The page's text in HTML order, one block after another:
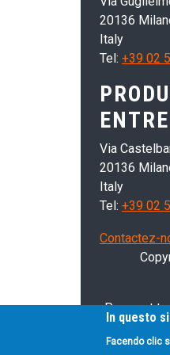
20136
Italy
Tel: +39 02
Via
20136
Italy
Tel: +39 02
Contactez-
Pursuant
devices
In questo
Facendo clic